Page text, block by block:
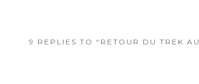
9 REPLIES TO “RETOUR DU TREK